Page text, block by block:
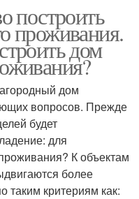
построить
проживания.
дом
дом
вопросов. Прежде
будет
для
К объектам
более
таким критериям как: